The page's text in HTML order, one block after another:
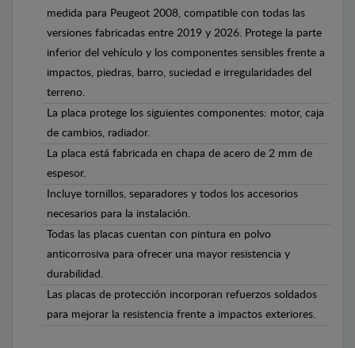
medida para Peugeot 2008, compatible con todas las
versiones fabricadas entre 2019 y 2026. Protege la parte
inferior del vehículo y los componentes sensibles frente a
impactos, piedras, barro, suciedad e irregularidades del
terreno.
La placa protege los siguientes componentes: motor, caja
de cambios, radiador.
La placa está fabricada en chapa de acero de 2 mm de
espesor.
Incluye tornillos, separadores y todos los accesorios
necesarios para la instalación.
Todas las placas cuentan con pintura en polvo
anticorrosiva para ofrecer una mayor resistencia y
durabilidad.
Las placas de protección incorporan refuerzos soldados
para mejorar la resistencia frente a impactos exteriores.